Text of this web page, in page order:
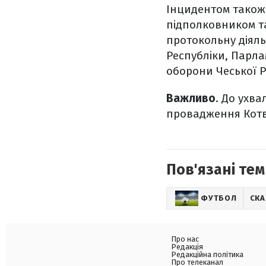
Інцидентом також
підполковником
протокольну
Республіки,
оборони Чеської
Важливо. До
провадження
Пов'язані
ФУТБОЛ
Про нас
Редакція
Редакційна політика
Про телеканал